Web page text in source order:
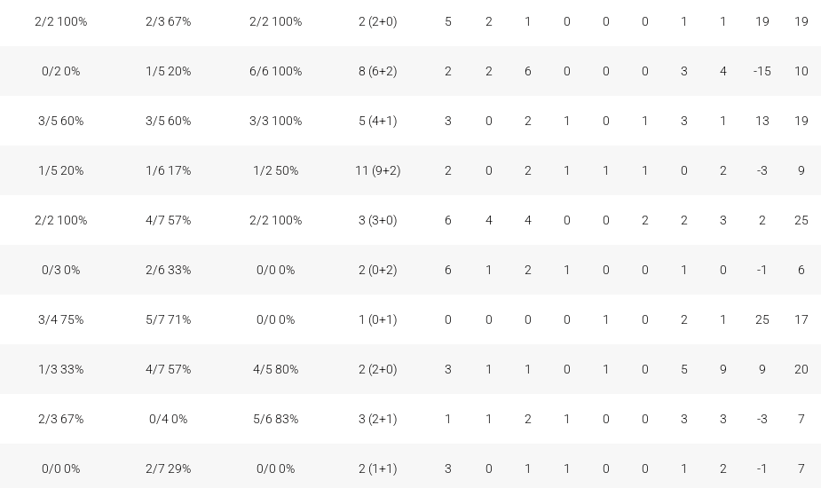
2/2 100% 2/3 67% 2/2 100% 2 (2+0) 5 2 1 0 0 0 1 1 19 19
0/2 0% 1/5 20% 6/6 100% 8 (6+2) 2 2 6 0 0 0 3 4 -15 10
3/5 60% 3/5 60% 3/3 100% 5 (4+1) 3 0 2 1 0 1 3 1 13 19
1/5 20% 1/6 17% 1/2 50% 11 (9+2) 2 0 2 1 1 1 0 2 -3 9
2/2 100% 4/7 57% 2/2 100% 3 (3+0) 6 4 4 0 0 2 2 3 2 25
0/3 0% 2/6 33% 0/0 0% 2 (0+2) 6 1 2 1 0 0 1 0 -1 6
3/4 75% 5/7 71% 0/0 0% 1 (0+1) 0 0 0 0 1 0 2 1 25 17
1/3 33% 4/7 57% 4/5 80% 2 (2+0) 3 1 1 0 1 0 5 9 9 20
2/3 67% 0/4 0% 5/6 83% 3 (2+1) 1 1 2 1 0 0 3 3 -3 7
0/0 0% 2/7 29% 0/0 0% 2 (1+1) 3 0 1 1 0 0 1 2 -1 7